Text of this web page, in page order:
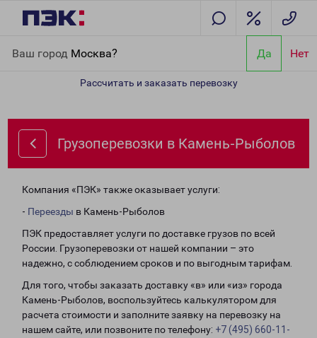
Ваш город Москва? Да Нет
Рассчитать и заказать перевозку
Грузоперевозки в Камень-Рыболов
Компания «ПЭК» также оказывает услуги:
- Переезды в Камень-Рыболов
ПЭК предоставляет услуги по доставке грузов по всей
России. Грузоперевозки от нашей компании – это
надежно, с соблюдением сроков и по выгодным тарифам.
Для того, чтобы заказать доставку «в» или «из» города
Камень-Рыболов, воспользуйтесь калькулятором для
расчета стоимости и заполните заявку на перевозку на
нашем сайте, или позвоните по телефону: +7 (495) 660-11-